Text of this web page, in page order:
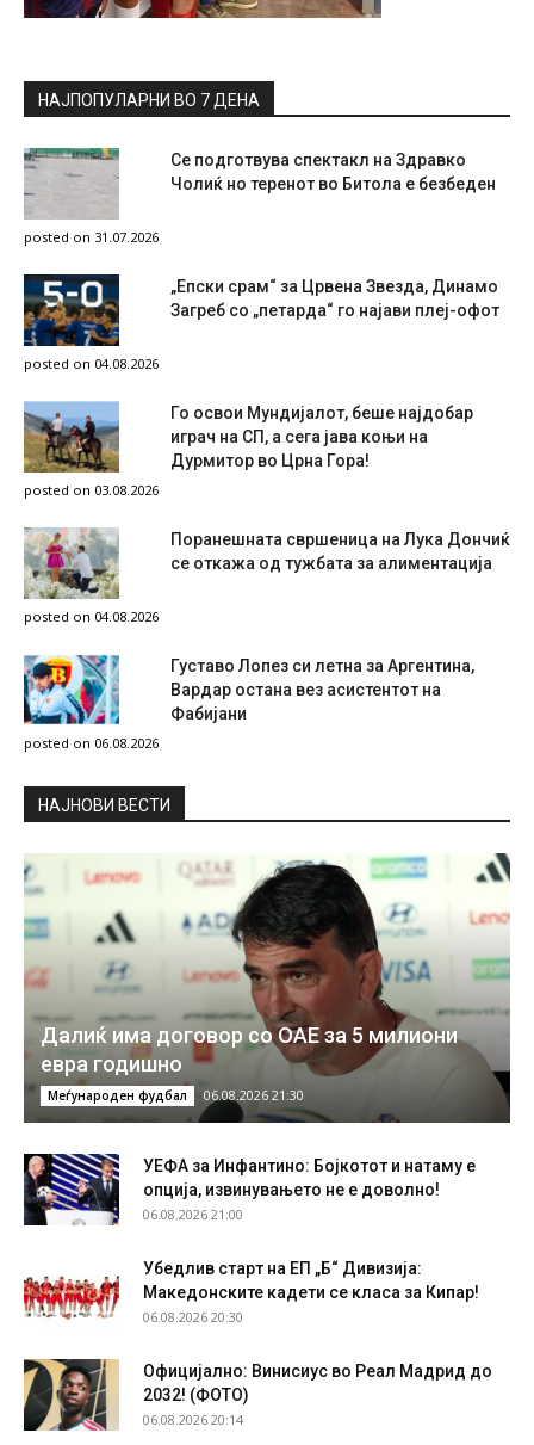
НАЈПОПУЛАРНИ ВО 7 ДЕНА
Се подготвува спектакл на Здравко
Чолиќ но теренот во Битола е безбеден
posted on 31.07.2026
„Епски срам“ за Црвена Звезда, Динамо
Загреб со „петарда“ го најави плеј-офот
posted on 04.08.2026
Го освои Мундијалот, беше најдобар
играч на СП, а сега јава коњи на
Дурмитор во Црна Гора!
posted on 03.08.2026
Поранешната свршеница на Лука Дончиќ
се откажа од тужбата за алиментација
posted on 04.08.2026
Густаво Лопез си летна за Аргентина,
Вардар остана вез асистентот на
Фабијани
posted on 06.08.2026
НAЈНОВИ ВЕСТИ
Далиќ има договор со ОАЕ за 5 милиони
евра годишно
Меѓународен фудбал 06.08.2026 21:30
УЕФА за Инфантино: Бојкотот и натаму е
опција, извинувањето не е доволно!
06.08.2026 21:00
Убедлив старт на ЕП „Б“ Дивизија:
Македонските кадети се класа за Кипар!
06.08.2026 20:30
Официјално: Винисиус во Реал Мадрид до
2032! (ФОТО)
06.08.2026 20:14